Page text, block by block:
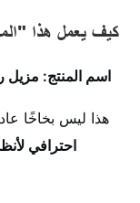
كيف يعمل هذا
اسم المنتج: مزيل
هذا ليس بخاخًا
احترافي